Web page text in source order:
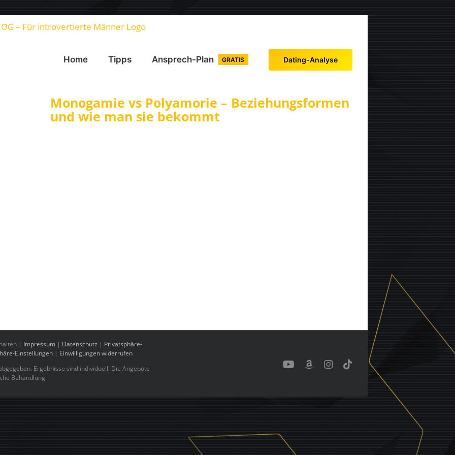
Home Tipps Ansprech-Plan GRATIS Dating-Analyse
Monogamie vs Polyamorie – Beziehungsformen
und wie man sie bekommt
| Impressum | Datenschutz | Privatsphäre-
Einstellungen | Einwilligungen widerrufen
Ergebnisse sind individuell. Die Angebote
Behandlung.
YouTubeBenutzerdefiniert
Instagram
Tiktok